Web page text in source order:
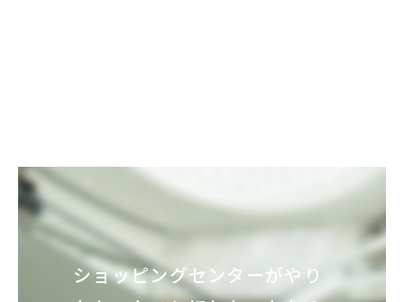
ショッピングセンターがやり